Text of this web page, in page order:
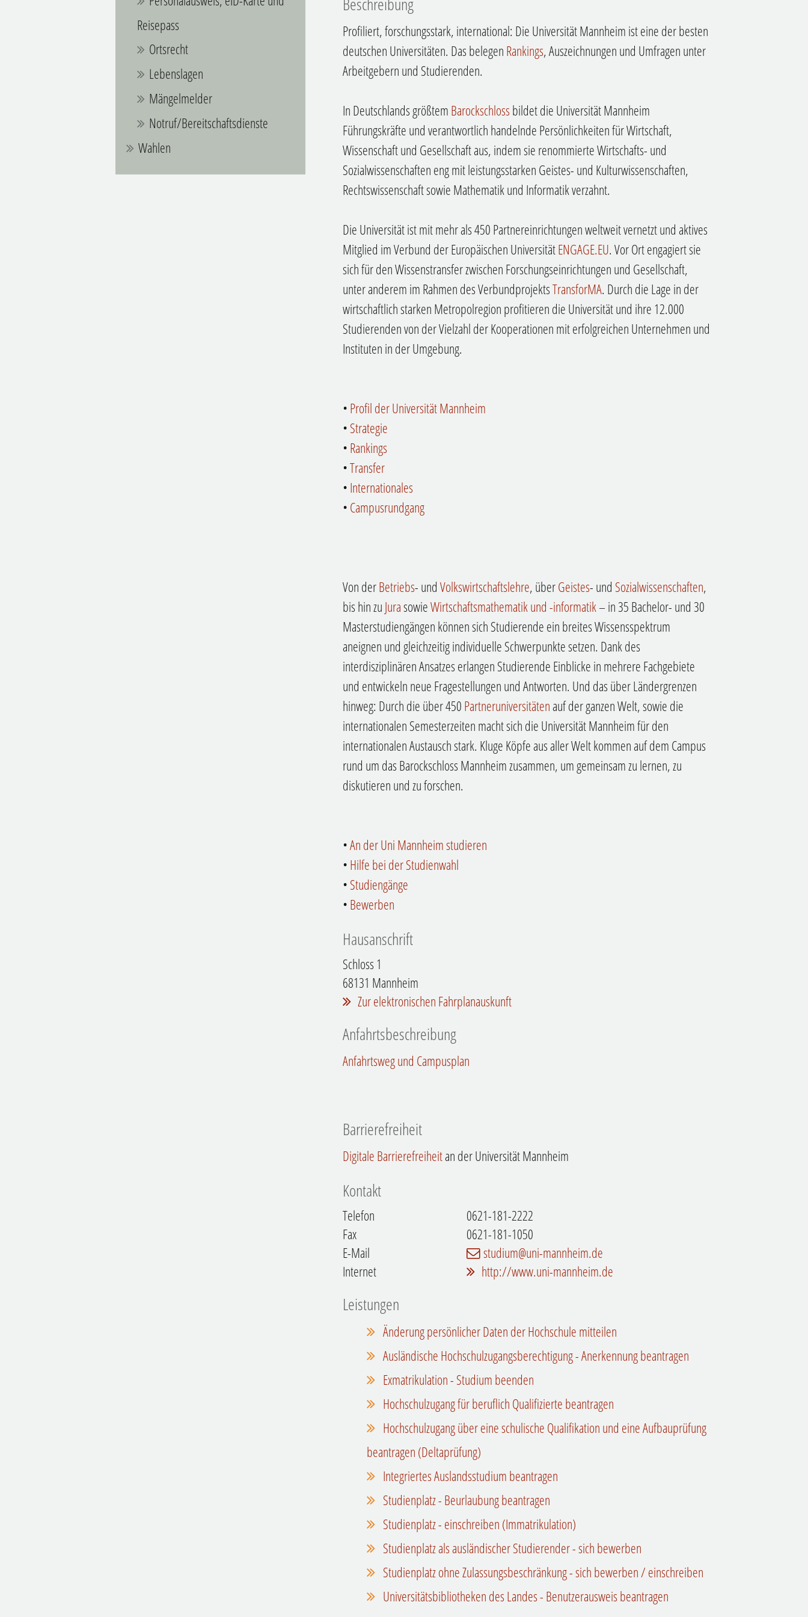
Reisepass
Ortsrecht
Lebenslagen
Mängelmelder
Notruf/Bereitschaftsdienste
Wahlen
Profiliert, forschungsstark, international: Die Universität Mannheim ist eine der besten
deutschen Universitäten. Das belegenRankings, Auszeichnungen und Umfragen unter
Arbeitgebern und Studierenden.
In Deutschlands größtemBarockschlossbildet die Universität Mannheim
Führungskräfte und verantwortlich handelnde Persönlichkeiten für Wirtschaft,
Wissenschaft und Gesellschaft aus, indem sie renommierte Wirtschafts- und
Sozialwissenschaften eng mit leistungsstarken Geistes- und Kulturwissenschaften,
Rechtswissenschaft sowie Mathematik und Informatik verzahnt.
Die Universität ist mit mehr als 450 Partnereinrichtungen weltweit vernetzt und aktives
Mitglied im Verbund der Europäischen UniversitätENGAGE.EU. Vor Ort engagiert sie
sich für den Wissenstransfer zwischen Forschungseinrichtungen und Gesellschaft,
unter anderem im Rahmen des VerbundprojektsTransforMA. Durch die Lage in der
wirtschaftlich starken Metropolregion profitieren die Universität und ihre 12.000
Studierenden von der Vielzahl der Kooperationen mit erfolgreichen Unternehmen und
Instituten in der Umgebung.
•Profil der Universität Mannheim
•Strategie
•Rankings
•Transfer
•Internationales
•Campusrundgang
Von derBetriebs- undVolkswirtschaftslehre, überGeistes- und Sozialwissenschaften,
bis hin zuJurasowieWirtschaftsmathematik und -informatik– in 35 Bachelor- und 30
Masterstudiengängen können sich Studierende ein breites Wissensspektrum
aneignen und gleichzeitig individuelle Schwerpunkte setzen. Dank des
interdisziplinären Ansatzes erlangen Studierende Einblicke in mehrere Fachgebiete
und entwickeln neue Fragestellungen und Antworten. Und das über Ländergrenzen
hinweg: Durch die über 450Partneruniversitätenauf der ganzen Welt, sowie die
internationalen Semesterzeiten macht sich die Universität Mannheim für den
internationalen Austausch stark. Kluge Köpfe aus aller Welt kommen auf dem Campus
rund um das Barockschloss Mannheim zusammen, um gemeinsam zu lernen, zu
diskutieren und zu forschen.
•An der Uni Mannheim studieren
•Hilfe bei der Studienwahl
•Studiengänge
•Bewerben
Hausanschrift
Schloss 1
68131 Mannheim
Zur elektronischen Fahrplanauskunft
Anfahrtsbeschreibung
Anfahrtsweg und Campusplan
Barrierefreiheit
Digitale Barrierefreiheitan der Universität Mannheim
Kontakt
Telefon
0621-181-2222
Fax
0621-181-1050
E-Mail
studium@uni-mannheim.de
Internet
http://www.uni-mannheim.de
Leistungen
Änderung persönlicher Daten der Hochschule mitteilen
Ausländische Hochschulzugangsberechtigung - Anerkennung beantragen
Exmatrikulation - Studium beenden
Hochschulzugang für beruflich Qualifizierte beantragen
Hochschulzugang über eine schulische Qualifikation und eine Aufbauprüfung
beantragen (Deltaprüfung)
Integriertes Auslandsstudium beantragen
Studienplatz - Beurlaubung beantragen
Studienplatz - einschreiben (Immatrikulation)
Studienplatz als ausländischer Studierender - sich bewerben
Studienplatz ohne Zulassungsbeschränkung - sich bewerben / einschreiben
Universitätsbibliotheken des Landes - Benutzerausweis beantragen